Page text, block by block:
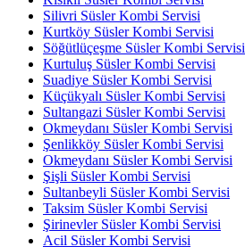
Silivri Süsler Kombi Servisi
Kurtköy Süsler Kombi Servisi
Söğütlüçeşme Süsler Kombi Servisi
Kurtuluş Süsler Kombi Servisi
Suadiye Süsler Kombi Servisi
Küçükyalı Süsler Kombi Servisi
Sultangazi Süsler Kombi Servisi
Okmeydanı Süsler Kombi Servisi
Şenlikköy Süsler Kombi Servisi
Okmeydanı Süsler Kombi Servisi
Şişli Süsler Kombi Servisi
Sultanbeyli Süsler Kombi Servisi
Taksim Süsler Kombi Servisi
Şirinevler Süsler Kombi Servisi
Acil Süsler Kombi Servisi